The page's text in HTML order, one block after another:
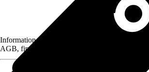
Informationen des Verkäufers, wie z. B.
AGB, finden Sie bei Klick auf den